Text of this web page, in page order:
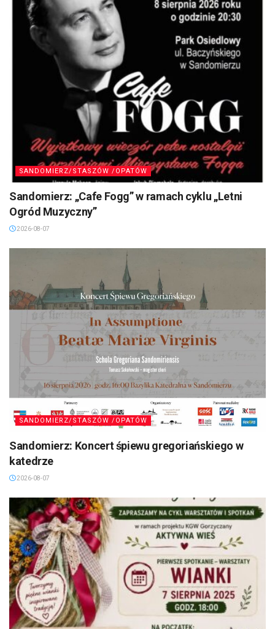
SANDOMIERZ/STASZÓW /OPATÓW
Sandomierz: „Cafe Fogg” w ramach cyklu „Letni
Ogród Muzyczny”
2026-08-07
SANDOMIERZ/STASZÓW /OPATÓW
Sandomierz: Koncert śpiewu gregoriańskiego w
katedrze
2026-08-07